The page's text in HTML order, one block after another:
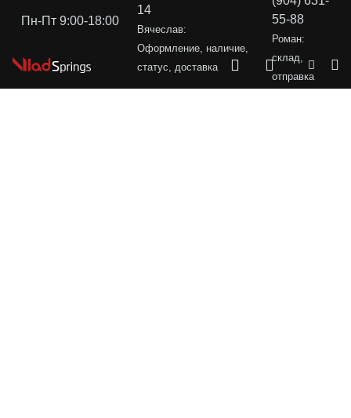
Пн-Пт 9:00-18:00
14
Вячеслав:
Оформление, наличие,
статус, доставка
55-88
Роман:
склад,
отправка